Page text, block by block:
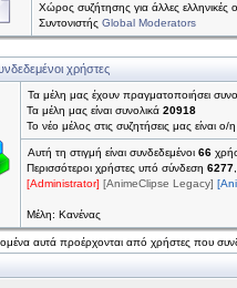
Χώρος συζήτησης για άλλες
Συντονιστής Global Moderators
χρήστες
Τα μέλη μας έχουν πραγματοποιήσει
Τα μέλη μας είναι συνολικά 20918
Το νέο μέλος στις συζητήσεις μας είναι ο/
Αυτή τη στιγμή είναι συνδεδεμένοι 66
Περισσότεροι χρήστες υπό σύνδεση 6277
[Administrator] [AnimeClipse Legacy]
Μέλη: Κανένας
αυτά προέρχονται από χρήστες που